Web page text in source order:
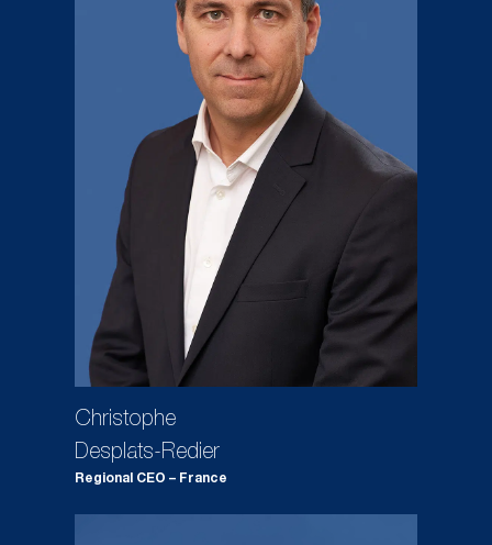
Christophe
Desplats-Redier
Regional CEO – France